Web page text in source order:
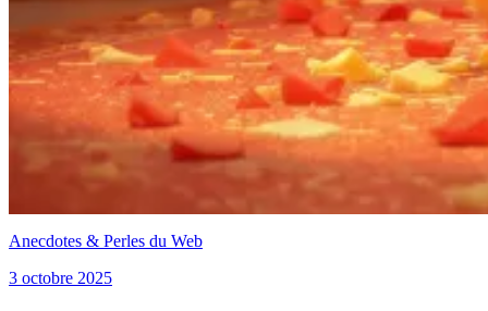
Anecdotes & Perles du Web
3 octobre 2025